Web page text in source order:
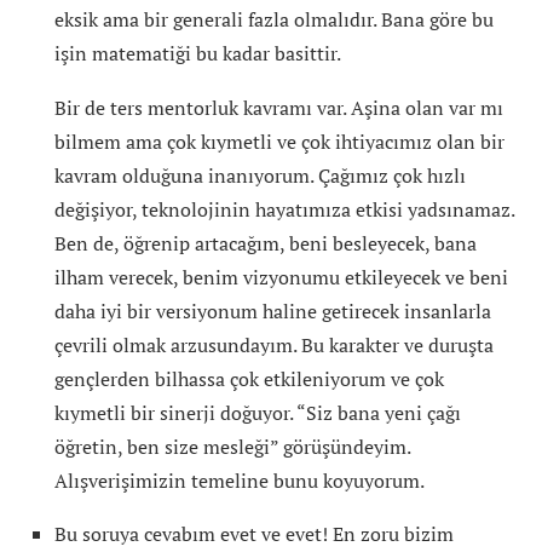
eksik ama bir generali fazla olmalıdır. Bana göre bu
işin matematiği bu kadar basittir.
Bir de ters mentorluk kavramı var. Aşina olan var mı
bilmem ama çok kıymetli ve çok ihtiyacımız olan bir
kavram olduğuna inanıyorum. Çağımız çok hızlı
değişiyor, teknolojinin hayatımıza etkisi yadsınamaz.
Ben de, öğrenip artacağım, beni besleyecek, bana
ilham verecek, benim vizyonumu etkileyecek ve beni
daha iyi bir versiyonum haline getirecek insanlarla
çevrili olmak arzusundayım. Bu karakter ve duruşta
gençlerden bilhassa çok etkileniyorum ve çok
kıymetli bir sinerji doğuyor. “Siz bana yeni çağı
öğretin, ben size mesleği” görüşündeyim.
Alışverişimizin temeline bunu koyuyorum.
Bu soruya cevabım evet ve evet! En zoru bizim